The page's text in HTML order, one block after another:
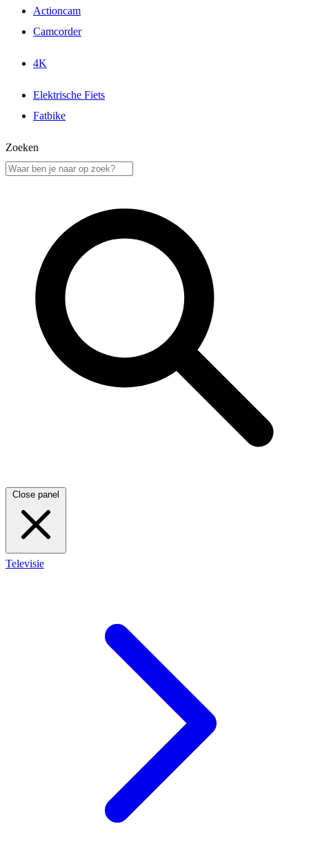
Actioncam
Camcorder
4K
Elektrische Fiets
Fatbike
Zoeken
Close panel
Televisie